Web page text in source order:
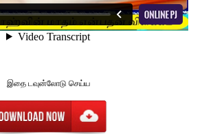
இதை டவுன்லோடு செய்ய